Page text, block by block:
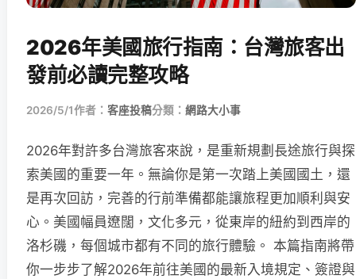
2026年美國旅行指南：台灣旅客出
發前必讀完整攻略
2026/5/1作者： 客座投稿分類： 網路大小事
2026年對許多台灣旅客來說，是重新規劃長途旅行與探
索美國的重要一年。無論你是第一次踏上美國國土，還
是再次回訪，完善的行前準備都能讓旅程更加順利與安
心。美國幅員遼闊，文化多元，從東岸的紐約到西岸的
洛杉磯，每個城市都有不同的旅行體驗。 本篇指南將帶
你一步步了解2026年前往美國的最新入境規定、簽證與